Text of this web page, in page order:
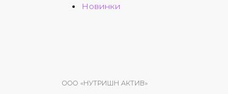
Новинки
ООО «НУТРИШН АКТИВ»